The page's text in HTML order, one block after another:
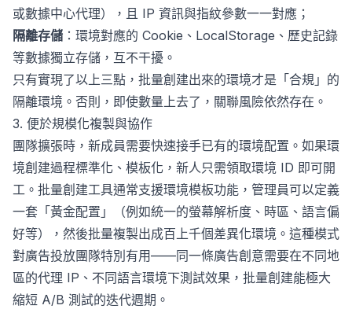
或數據中心代理），且 IP 資訊與指紋參數一一對應；
隔離存儲 ：環境對應的 Cookie、LocalStorage、歷史記錄
等數據獨立存儲，互不干擾。
只有實現了以上三點，批量創建出來的環境才是「合規」的
隔離環境。否則，即使數量上去了，關聯風險依然存在。
3. 便於規模化複製與協作
團隊擴張時，新成員需要快速接手已有的環境配置。如果環
境創建過程標準化、模板化，新人只需領取環境 ID 即可開
工。批量創建工具通常支援環境模板功能，管理員可以定義
一套「黃金配置」（例如統一的螢幕解析度、時區、語言偏
好等），然後批量複製出成百上千個差異化環境。這種模式
對廣告投放團隊特別有用——同一條廣告創意需要在不同地
區的代理 IP、不同語言環境下測試效果，批量創建能極大
縮短 A/B 測試的迭代週期。